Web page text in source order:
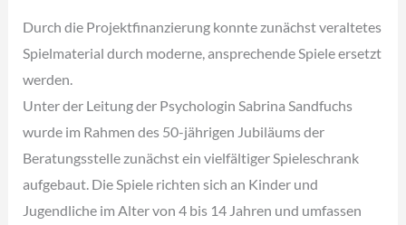
Durch die Projektfinanzierung konnte zunächst veraltetes
Spielmaterial durch moderne, ansprechende Spiele ersetzt
werden.
Unter der Leitung der Psychologin Sabrina Sandfuchs
wurde im Rahmen des 50-jährigen Jubiläums der
Beratungsstelle zunächst ein vielfältiger Spieleschrank
aufgebaut. Die Spiele richten sich an Kinder und
Jugendliche im Alter von 4 bis 14 Jahren und umfassen